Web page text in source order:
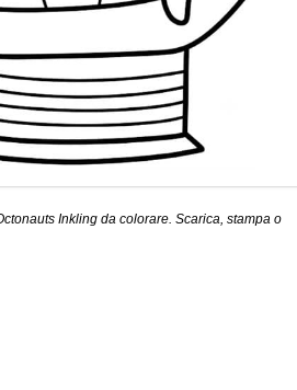
Inkling da colorare. Scarica, stampa o